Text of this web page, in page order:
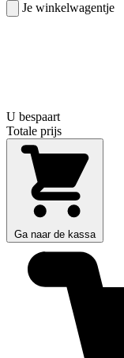
Je winkelwagentje
U bespaart
Totale prijs
Ga naar de kassa